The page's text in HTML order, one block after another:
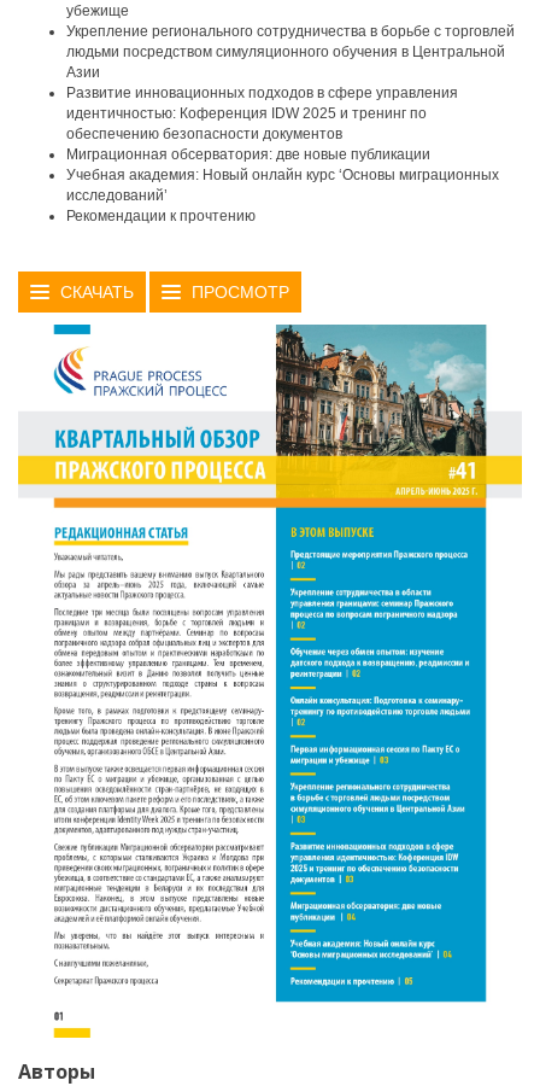
убежище
Укрепление регионального сотрудничества в борьбе с торговлей
людьми посредством симуляционного обучения в Центральной
Азии
Развитие инновационных подходов в сфере управления
идентичностью: Коференция IDW 2025 и тренинг по
обеспечению безопасности документов
Миграционная обсерватория: две новые публикации
Учебная академия: Новый онлайн курс ‘Основы миграционных
исследований’
Рекомендации к прочтению
СКАЧАТЬ ПРОСМОТР
Авторы